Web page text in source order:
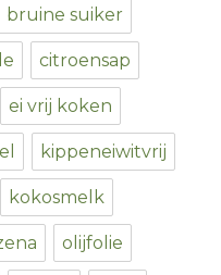
bruine suiker
citroensap
ei vrij koken
kippeneiwitvrij
kokosmelk
olijfolie